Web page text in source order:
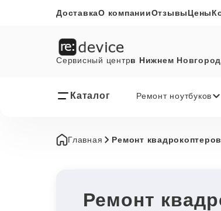
ДоставкаО компанииОтзывыЦены
Сервисный центрв Нижнем
Каталог Ремонт ноутбуков
Главная Ремонт квадрокоптеров
Ремонт